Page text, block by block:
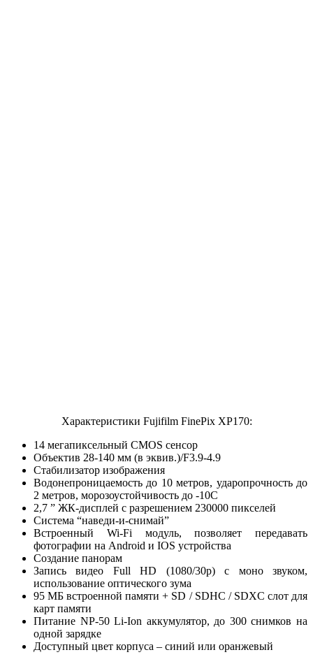
Характеристики Fujifilm FinePix XP170:
14 мегапиксельный CMOS сенсор
Объектив 28-140 мм (в эквив.)/F3.9-4.9
Стабилизатор изображения
Водонепроницаемость до 10 метров, ударопрочность до
2 метров, морозоустойчивость до -10С
2,7 ” ЖК-дисплей с разрешением 230000 пикселей
Система “наведи-и-снимай”
Встроенный Wi-Fi модуль, позволяет передавать
фотографии на Android и IOS устройства
Создание панорам
Запись видео Full HD (1080/30p) с моно звуком,
использование оптического зума
95 МБ встроенной памяти + SD / SDHC / SDXC слот для
карт памяти
Питание NP-50 Li-Ion аккумулятор, до 300 снимков на
одной зарядке
Доступный цвет корпуса – синий или оранжевый